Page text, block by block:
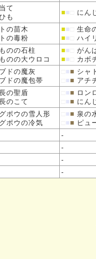
て
も
■■ にん
の苗木
の毒粉
■■
生命
■■ ハイ
のの石柱
のの大ウロコ
■■
がん
■■ カボ
ドの魔灰
ドの魔包帯
■■ シャ
■■ アチ
の聖盾
のこて
■■ ロン
■■ にん
ポウの雪人形
ポウの冷気
■■ 泉の
■■ ピュ
-
-
-
-